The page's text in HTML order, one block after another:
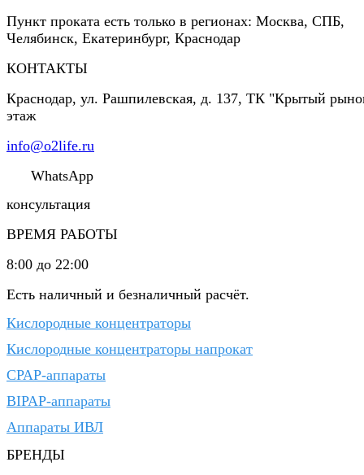
Пункт проката есть только в регионах: Москва, СПБ,
Челябинск, Екатеринбург, Краснодар
КОНТАКТЫ
Краснодар, ул. Рашпилевская, д. 137, ТК "Крытый
этаж
info@o2life.ru
WhatsApp
консультация
ВРЕМЯ РАБОТЫ
8:00 до 22:00
Есть наличный и безналичный расчёт.
Кислородные концентраторы
Кислородные концентраторы напрокат
CPAP-аппараты
BIPAP-аппараты
Аппараты ИВЛ
БРЕНДЫ